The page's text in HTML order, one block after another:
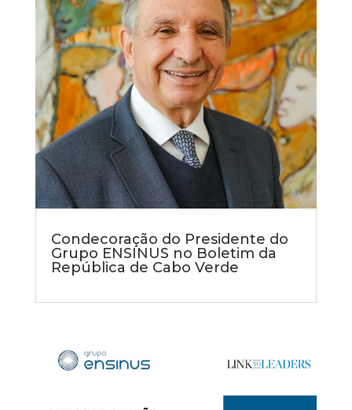
Condecoração do Presidente do
Grupo ENSINUS no Boletim da
República de Cabo Verde